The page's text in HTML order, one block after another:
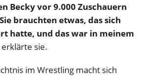
Becky vor 9.000 Zuschauern
brauchten etwas, das sich
hatte, und das war in meinem
erklärte sie.
im Wrestling macht sich